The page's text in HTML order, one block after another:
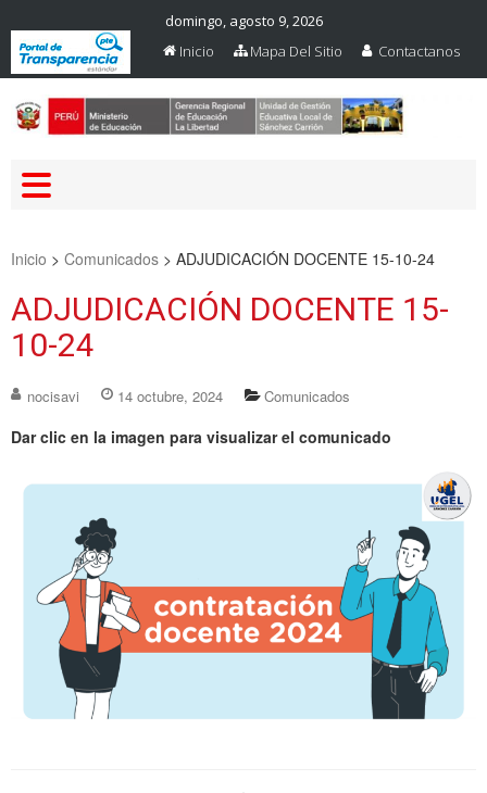
domingo, agosto 9, 2026
Inicio
Mapa Del Sitio Contactanos
Inicio > Comunicados > ADJUDICACIÓN DOCENTE 15-10-24
ADJUDICACIÓN DOCENTE 15-
10-24
nocisavi 14 octubre, 2024 Comunicados
Dar clic en la imagen para visualizar el comunicado